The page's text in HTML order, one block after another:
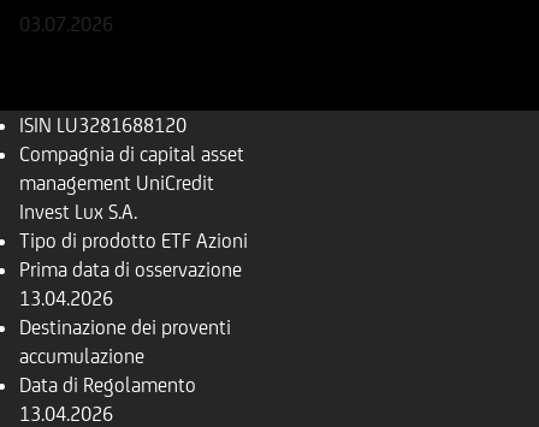
03.07.2026
ISIN LU3281688120
Compagnia di capital asset
management UniCredit
Invest Lux S.A.
Tipo di prodotto ETF Azioni
Prima data di osservazione
13.04.2026
Destinazione dei proventi
accumulazione
Data di Regolamento
13.04.2026